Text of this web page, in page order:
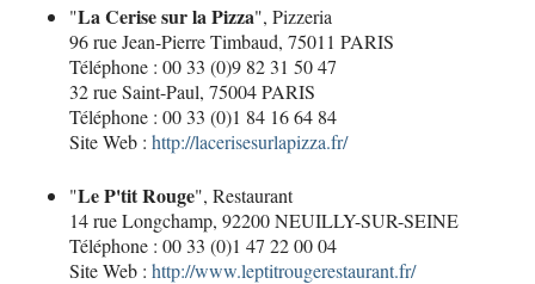
"La Cerise sur la Pizza", Pizzeria
96 rue Jean-Pierre Timbaud, 75011 PARIS
Téléphone : 00 33 (0)9 82 31 50 47
32 rue Saint-Paul, 75004 PARIS
Téléphone : 00 33 (0)1 84 16 64 84
Site Web : http://lacerisesurlapizza.fr/
"Le P'tit Rouge", Restaurant
14 rue Longchamp, 92200 NEUILLY-SUR-SEINE
Téléphone : 00 33 (0)1 47 22 00 04
Site Web : http://www.leptitrougerestaurant.fr/